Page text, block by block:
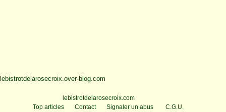
lebistrotdelarosecroix.over-blog.com
lebistrotdelarosecroix.com
Top articles
Contact Signaler un abus
C.G.U.